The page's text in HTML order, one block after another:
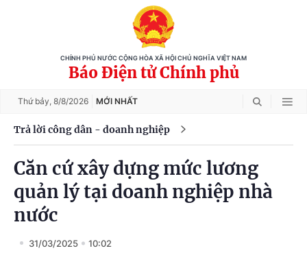
CHÍNH PHỦ NƯỚC CỘNG HÒA XÃ HỘI CHỦ NGHĨA VIỆT NAM
Báo Điện tử Chính phủ
Thứ bảy, 8/8/2026 MỚI NHẤT
Trả lời công dân - doanh nghiệp
Căn cứ xây dựng mức lương
quản lý tại doanh nghiệp nhà
nước
31/03/2025 10:02